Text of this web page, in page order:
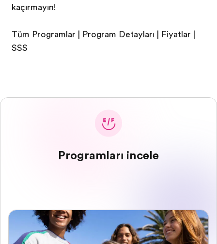
kaçırmayın!
Tüm Programlar Program Detayları Fiyatlar
SSS
Programları incele